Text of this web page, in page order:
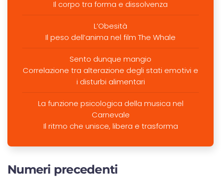
Il corpo tra forma e dissolvenza
L’Obesità
Il peso dell’anima nel film The Whale
Sento dunque mangio
Correlazione tra alterazione degli stati emotivi e
i disturbi alimentari
La funzione psicologica della musica nel
Carnevale
Il ritmo che unisce, libera e trasforma
Numeri precedenti